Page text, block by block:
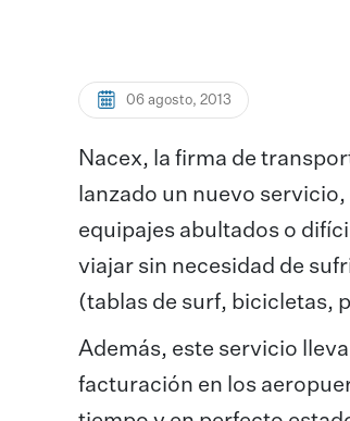
06 agosto, 2013
Nacex, la firma de
lanzado un nuevo
equipajes abultados o
viajar sin necesidad de
(tablas de surf, bicicletas,
Además, este servicio
facturación en los